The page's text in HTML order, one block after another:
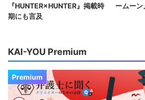
『HUNTER×HUNTER』掲載時
期にも言及
ームーン
KAI-YOU Premium
Premium